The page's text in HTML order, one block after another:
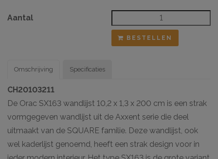
Aantal
BESTELLEN
Omschrijving
CH20103211
De Orac SX163 wandlijst 10,2 x 1,3 x 200 cm is een strak
vormgegeven wandlijst uit de Axxent serie die deel
uitmaakt van de SQUARE familie. Deze wandlijst, ook
wel kaderlijst genoemd, heeft een strak design voor in
Specificaties